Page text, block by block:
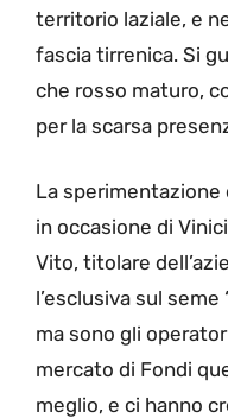
territorio laziale, e
fascia tirrenica. Si
che rosso maturo,
per la scarsa
La
in occasione di
Vito, titolare
l’esclusiva sul seme
ma sono gli
mercato di Fondi
meglio, e ci hanno